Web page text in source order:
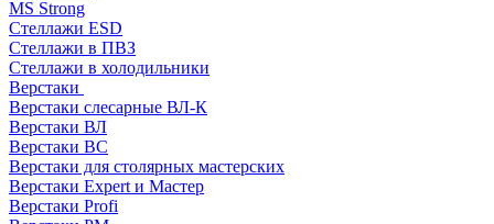
MS Strong
Стеллажи ESD
Стеллажи в ПВЗ
Стеллажи в холодильники
Верстаки
Верстаки слесарные ВЛ-К
Верстаки ВЛ
Верстаки ВС
Верстаки для столярных мастерских
Верстаки Expert и Мастер
Верстаки Profi